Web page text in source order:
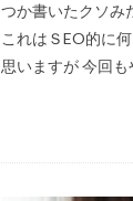
つか書いたクソみ
これはＳEO的に
思いますが 今回